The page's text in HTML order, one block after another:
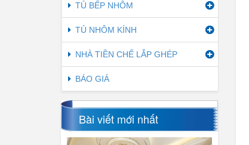
TỦ BẾP NHÔM
TỦ NHÔM KÍNH
NHÀ TIỀN CHẾ LẮP GHÉP
BÁO GIÁ
Bài viết mới nhất